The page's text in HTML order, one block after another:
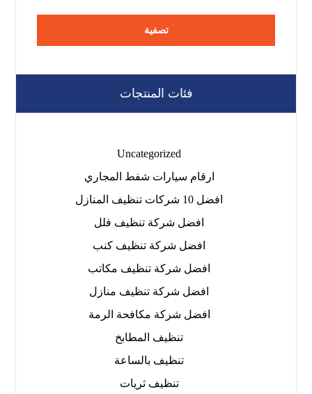
تصفية
فئات المنتجات
Uncategorized
ارقام سيارات شفط المجاري
افضل 10 شركات تنظيف المنازل
افضل شركة تنظيف فلل
افضل شركة تنظيف كنب
افضل شركة تنظيف مكاتب
افضل شركة تنظيف منازل
افضل شركة مكافحة الرمة
تنظيف المطابخ
تنظيف بالساعة
تنظيف ثريات